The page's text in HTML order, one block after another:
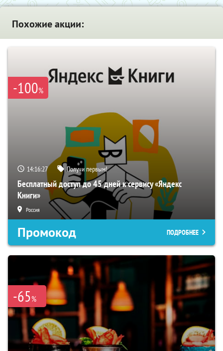
Похожие акции:
-100%
14:16:26 Получи первым!
Бесплатный доступ до 45 дней к сервису «Яндекс
Книги»
Россия
Промокод ПОДРОБНЕЕ
-65%